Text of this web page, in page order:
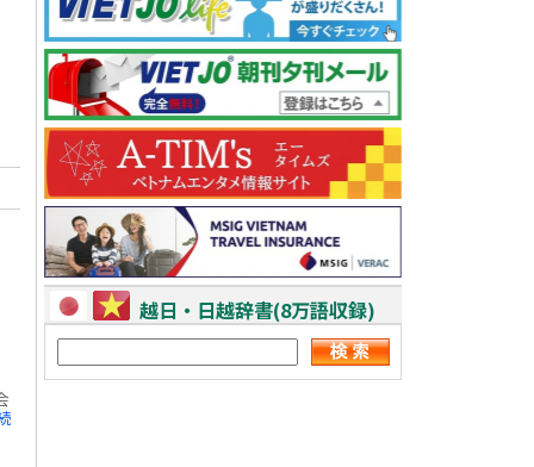
越日・日越辞書(8万語収録)